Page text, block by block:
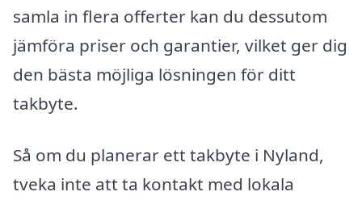
samla in flera offerter kan du dessutom
jämföra priser och garantier, vilket ger dig
den bästa möjliga lösningen för ditt
takbyte.
Så om du planerar ett takbyte i Nyland,
tveka inte att ta kontakt med lokala